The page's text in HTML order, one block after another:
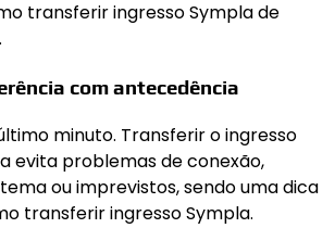
transferir ingresso Sympla de
com antecedência
minuto. Transferir o ingresso
evita problemas de conexão,
ou imprevistos, sendo uma dica
transferir ingresso Sympla.